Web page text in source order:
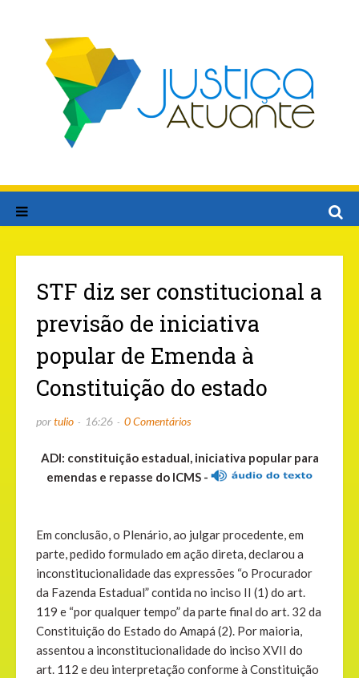
STF diz ser constitucional a
previsão de iniciativa
popular de Emenda à
Constituição do estado
portulio 16:26 0 Comentários
ADI: constituição estadual, iniciativa popular para
emendas e repasse do ICMS -
Em conclusão, o Plenário, ao julgar procedente, em
parte, pedido formulado em ação direta, declarou a
inconstitucionalidade das expressões “o Procurador
da Fazenda Estadual” contida no inciso II (1) do art.
119 e “por qualquer tempo” da parte final do art. 32 da
Constituição do Estado do Amapá (2). Por maioria,
assentou a inconstitucionalidade do inciso XVII do
art. 112 e deu interpretação conforme à Constituição